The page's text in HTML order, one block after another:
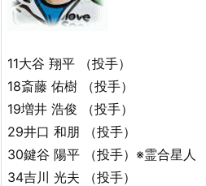
11大谷 翔平 （投手）
18斎藤 佑樹 （投手）
19増井 浩俊 （投手）
29井口 和朋 （投手）
30鍵谷 陽平 （投手）※霊合星人
34吉川 光夫 （投手）